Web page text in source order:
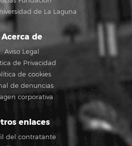
de La Laguna
Acerca de
Aviso Legal
de Privacidad
de cookies
de denuncias
corporativa
enlaces
del contratante